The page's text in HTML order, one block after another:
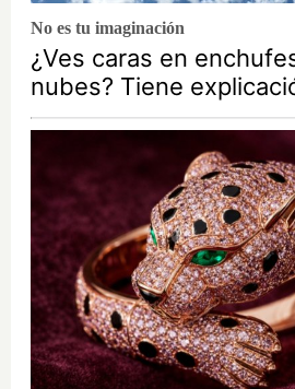
No es tu imaginación
¿Ves caras en
nubes? Tiene